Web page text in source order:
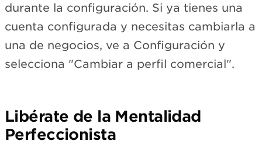
durante la configuración. Si ya tienes una
cuenta configurada y necesitas cambiarla a
una de negocios, ve a Configuración y
selecciona "Cambiar a perfil comercial".
Libérate de la Mentalidad
Perfeccionista